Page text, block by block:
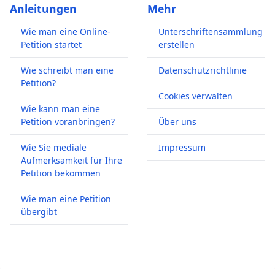
Anleitungen
Wie man eine Online-
Petition startet
Wie schreibt man eine
Petition?
Wie kann man eine
Petition voranbringen?
Wie Sie mediale
Aufmerksamkeit für Ihre
Petition bekommen
Wie man eine Petition
übergibt
Mehr
Unterschriftensammlung
erstellen
Datenschutzrichtlinie
Cookies verwalten
Über uns
Impressum